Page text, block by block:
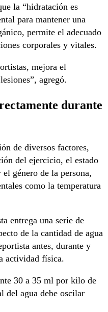
la “hidratación es
para mantener una
permite el adecuado
corporales y vitales.
mejora el
agregó.
durante
de diversos factores,
del ejercicio, el estado
género de la persona,
como la temperatura
entrega una serie de
de la cantidad de agua
antes, durante y
actividad física.
30 a 35 ml por kilo de
del agua debe oscilar